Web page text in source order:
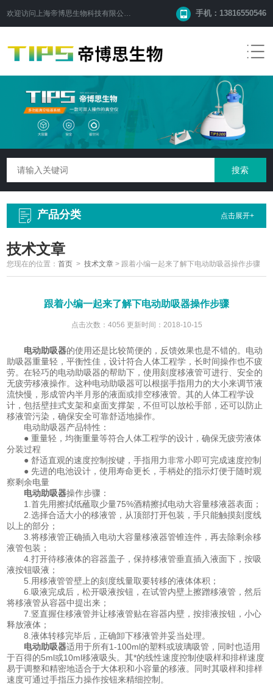
欢迎访问 上海帝博思生物科技有限公司 手机：13816550546
产品分类 点击展开+
技术文章
您现在的位置：首页 >技术文章 > 跟着小编一起来了解下电动助吸器操作步骤
跟着小编一起来了解下电动助吸器操作步骤
点击次数：4056 更新时间：2018-10-15
电动助吸器的使用还是比较简便的，反馈效果也是不错的。电动
助吸器重量轻，平衡性佳，设计符合人体工程学，长时间操作也不疲
劳。在轻巧的电动助吸器的帮助下，使用刻度移液管可进行、安全的
无疲劳移液操作。这种电动助吸器可以根据手指用力的大小来调节液
流快慢，形成管内半月形的液面或排空移液管。其的人体工程学设
计，包括壁挂式支架和桌面支撑架，不但可以放松手部，还可以防止
移液管污染，确保安全可靠舒适地操作。
电动助吸器产品特性：
● 重量轻，均衡重量等符合人体工程学的设计，确保无疲劳液体
分装过程
● 舒适直观的速度控制按键，手指用力非常小即可完成速度控制
● 先进的电池设计，使用寿命更长，手柄处的指示灯便于随时观
察剩余电量
电动助吸器操作步骤：
1.首先用擦拭纸蘸取少量75%酒精擦拭电动大容量移液器表面；
2.选择合适大小的移液管，从顶部打开包装，手只能触摸刻度线
以上的部分；
3.将移液管正确插入电动大容量移液器管锥连件，再去除剩余移
液管包装；
4.打开待移液体的容器盖子，保持移液管垂直插入液面下，按吸
液按钮吸液；
5.用移液管管壁上的刻度线量取要转移的液体体积；
6.吸液完成后，松开吸液按钮，在试管内壁上擦蹭移液管，然后
将移液管从容器中提出来；
7.竖直握住移液管并让移液管贴在容器内壁，按排液按钮，小心
释放液体；
8.液体转移完毕后，正确卸下移液管并妥当处理。
电动助吸器适用于所有1-100ml的塑料或玻璃吸管，同时也适用
于百得的5ml或10ml移液吸头。其*的线性速度控制使吸样和排样速度
易于调整和精密地适合于大体积和小容量的移液。同时其吸样和排样
速度可通过手指压力操作按钮来精细控制。